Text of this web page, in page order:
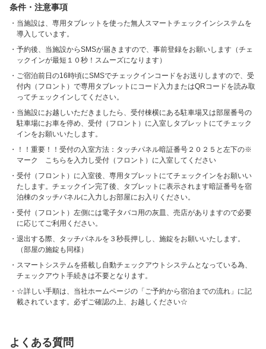
条件・注意事項
当施設は、専用タブレットを使った無人スマートチェックインシステムを
導入しています。
予約後、当施設からSMSが届きますので、事前登録をお願いします（チェ
ックインが最短１０秒！スムーズになります）
ご宿泊前日の16時頃にSMSでチェックインコードをお送りしますので、受
付内（フロント）で専用タブレットにコード入力またはQRコードを読み取
ってチェックインしてください。
当施設にお越しいただきましたら、受付棟横にある駐車場又は部屋番号の
駐車場にお車を停め、受付（フロント）に入室しタブレットにてチェック
インをお願いいたします。
！！重要！！受付の入室方法：タッチパネル暗証番号２０２５と左下の※
マーク こちらを入力し受付（フロント）に入室してください
受付（フロント）に入室後、専用タブレットにてチェックインをお願いい
たします。チェックイン完了後、タブレットに表示されます暗証番号を宿
泊棟のタッチパネルに入力しお部屋にお入りください。
受付（フロント）左側には電子タバコ用の灰皿、売店がありますので必要
に応じてご利用ください。
退出する際、タッチパネルを３秒長押しし、施錠をお願いいたします。
（部屋の施錠も同様）
スマートシステムを搭載し自動チェックアウトシステムとなっている為、
チェックアウト手続きは不要となります。
☆詳しい手順は、当社ホームページの「ご予約から宿泊までの流れ」に記
載されています。必ずご確認の上、お越しください☆
よくある質問